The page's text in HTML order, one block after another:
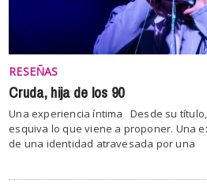
RESEÑAS
Cruda, hija de los 90
Una experiencia íntima Desde su título,
esquiva lo que viene a proponer. Una
de una identidad atravesada por una